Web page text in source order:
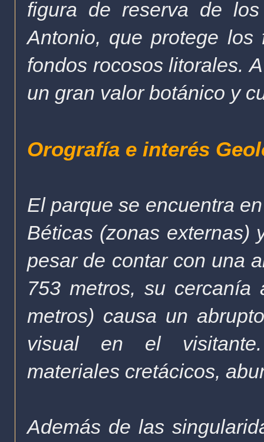
figura de reserva de
Antonio, que protege
fondos rocosos litorales.
un gran valor botánico y
Orografía e interés
El parque se encuentra
Béticas (zonas externas)
pesar de contar con una
753 metros, su cercanía
metros) causa un
visual en el
materiales cretácicos,
Además de las